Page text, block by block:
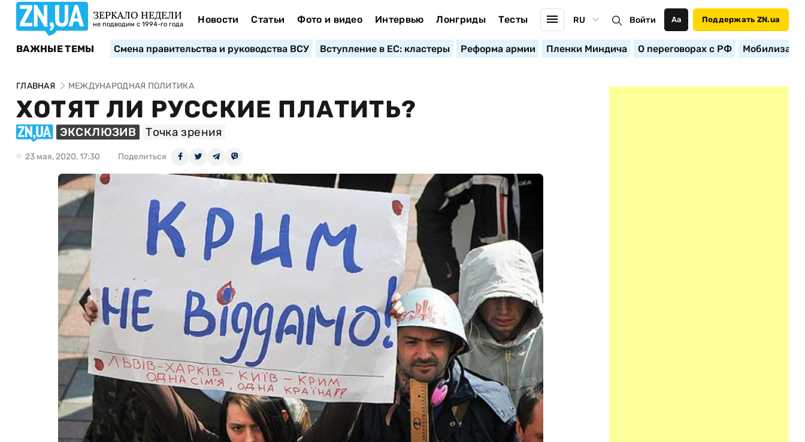
ЗЕРКАЛО НЕДЕЛИ
не подводим с 1994-го года Новости Статьи Фото и видео Интервью Лонгриды Тесты RU Войти Аа Поддержать ZN.ua
ВАЖНЫЕ ТЕМЫ Смена правительства и руководства ВСУ Вступление в ЕС: кластеры Реформа армии Пленки Миндича О переговорах с РФ
ГЛАВНАЯ МЕЖДУНАРОДНАЯ ПОЛИТИКА
ХОТЯТ ЛИ РУССКИЕ ПЛАТИТЬ?
ЭКСКЛЮЗИВ Точка зрения
23 мая, 2020, 17:30 Поделиться